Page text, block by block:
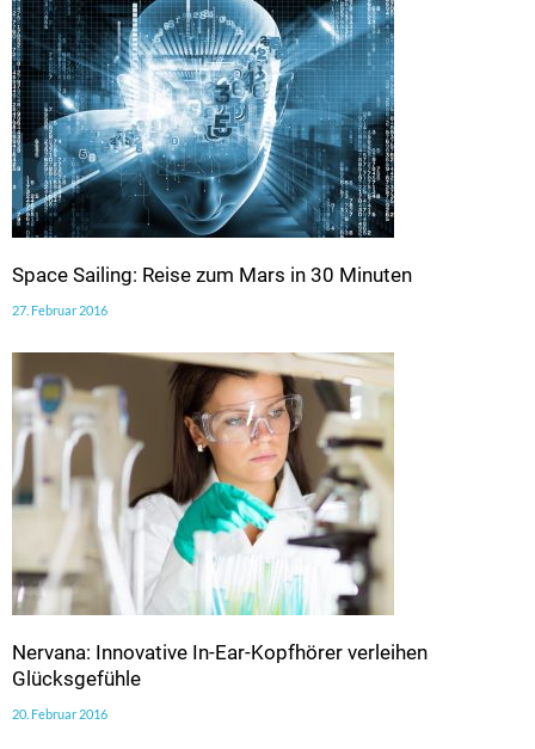
Space Sailing: Reise zum Mars in 30 Minuten
27. Februar 2016
Nervana: Innovative In-Ear-Kopfhörer verleihen
Glücksgefühle
20. Februar 2016